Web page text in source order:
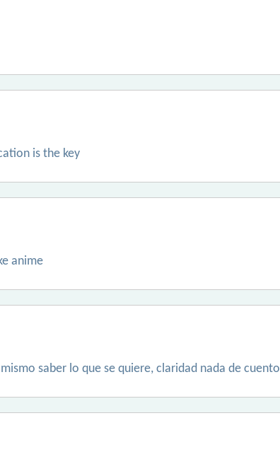
is the key
anime
saber lo que se quiere, claridad nada de cuento